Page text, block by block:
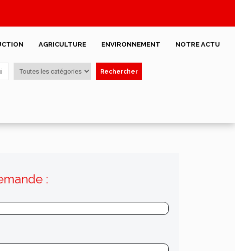
AGRICULTURE ENVIRONNEMENT NOTRE ACTU
Rechercher
: